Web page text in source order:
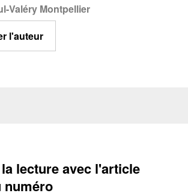
Valéry Montpellier
l'auteur
lecture avec l'article
numéro